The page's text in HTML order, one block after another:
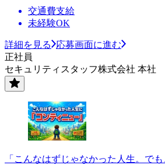
交通費支給
未経験OK
詳細を見る
応募画面に進む
正社員
セキュリティスタッフ株式会社 本社
「こんなはずじゃなかった人生。で